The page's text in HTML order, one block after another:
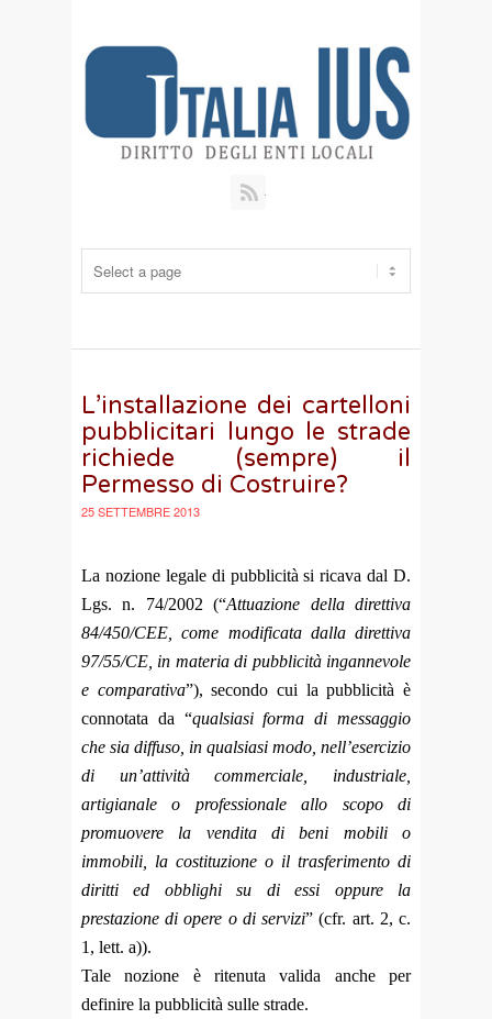
L’installazione dei cartelloni
pubblicitari lungo le strade
richiede (sempre) il
Permesso di Costruire?
25 SETTEMBRE 2013
La nozione legale di pubblicità si ricava dal D.
Lgs. n. 74/2002 (“Attuazione della direttiva
84/450/CEE, come modificata dalla direttiva
97/55/CE, in materia di pubblicità ingannevole
e comparativa”), secondo cui la pubblicità è
connotata da “qualsiasi forma di messaggio
che sia diffuso, in qualsiasi modo, nell’esercizio
di un’attività commerciale, industriale,
artigianale o professionale allo scopo di
promuovere la vendita di beni mobili o
immobili, la costituzione o il trasferimento di
diritti ed obblighi su di essi oppure la
prestazione di opere o di servizi” (cfr. art. 2, c.
1, lett. a)).
Tale nozione è ritenuta valida anche per
definire la pubblicità sulle strade.